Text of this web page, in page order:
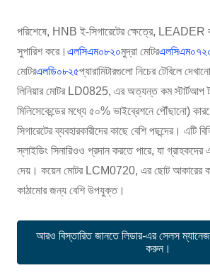
পরিশেষে, HNB ই-সিগারেটের ক্ষেত্রে, LEADER
সুপারিশ করে।এলসিএম০৮২০মুদ্রা মোটর
মোটরএলডি০৮২৫প্যারামিটারগুলো নিচের টেবিলে
লিনিয়ার মোটর LD0825, এর অত্যন্ত কম স্টার্টআপ
মিলিসেকেন্ডের মধ্যে ৫০% ভাইব্রেশনে পৌঁছানো)
সিগারেটের ব্যবহারকারীদের কাছে বেশি পছন্দের। এটি
স্লাইডিং সিনারিওও প্রদান করতে পারে, যা
দেয়। কয়েন মোটর LCM0720, এর ছোট আকারের
কাঠামোর জন্য বেশি উপযুক্ত।
আরও বিস্তারিত জানতে লিডার-এর সেলস
করুন।